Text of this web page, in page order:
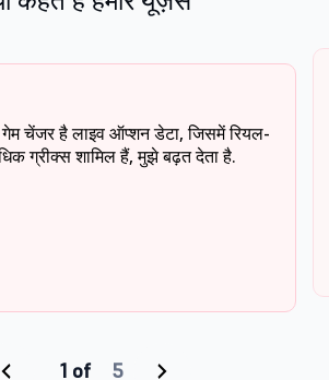
चेंजर है लाइव ऑप्शन डेटा, जिसमें रियल-
ग्रीक्स शामिल हैं, मुझे बढ़त देता है.